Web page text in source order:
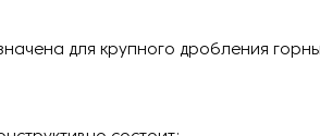
для крупного дробления